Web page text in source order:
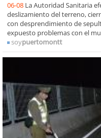
06-08 La Autoridad Sanitaria
deslizamiento del terreno,
con desprendimiento de
expuesto problemas con el
soypuertomontt